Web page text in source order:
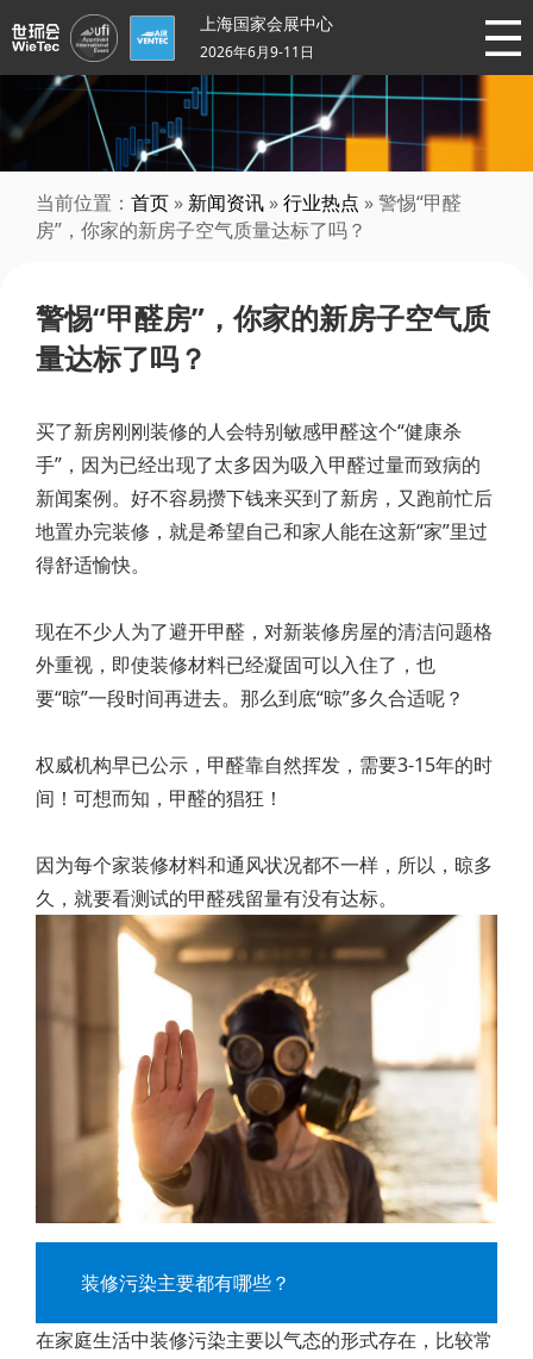
上海国家会展中心
2026年6月9-11日
当前位置： 首页 » 新闻资讯 »行业热点 » 警惕“甲醛
房”，你家的新房子空气质量达标了吗？
警惕“甲醛房”，你家的新房子空气质
量达标了吗？
买了新房刚刚装修的人会特别敏感甲醛这个“健康杀
手”，因为已经出现了太多因为吸入甲醛过量而致病的
新闻案例。好不容易攒下钱来买到了新房，又跑前忙后
地置办完装修，就是希望自己和家人能在这新“家”里过
得舒适愉快。
现在不少人为了避开甲醛，对新装修房屋的清洁问题格
外重视，即使装修材料已经凝固可以入住了，也
要“晾”一段时间再进去。那么到底“晾”多久合适呢？
权威机构早已公示，甲醛靠自然挥发，需要3-15年的时
间！可想而知，甲醛的猖狂！
因为每个家装修材料和通风状况都不一样，所以，晾多
久，就要看测试的甲醛残留量有没有达标。
装修污染主要都有哪些？
在家庭生活中装修污染主要以气态的形式存在，比较常